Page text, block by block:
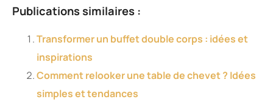
Publications similaires :
Transformer un buffet double corps : idées et
inspirations
Comment relooker une table de chevet ? Idées
simples et tendances